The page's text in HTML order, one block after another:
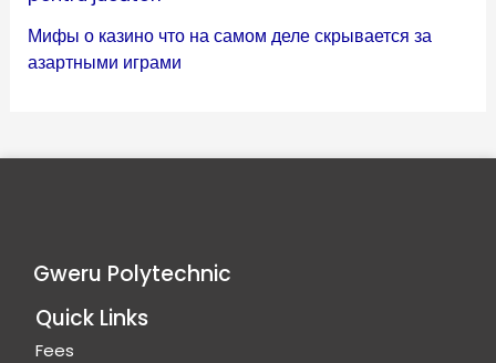
Мифы о казино что на самом деле скрывается за
азартными играми
Gweru Polytechnic
Quick Links
Fees